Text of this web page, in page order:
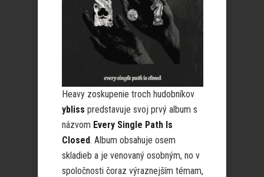
Heavy zoskupenie troch hudobníkov
ybliss predstavuje svoj prvý album s
názvom Every Single Path Is
Closed. Album obsahuje osem
skladieb a je venovaný osobným, no v
spoločnosti čoraz výraznejším témam,